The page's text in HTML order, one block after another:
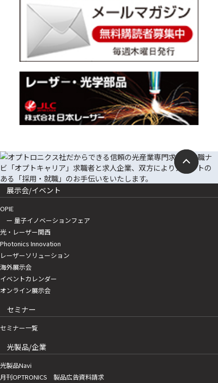
展示会/イベント
OPIE
ー 量子イノベーションフェア
光・レーザー関西
Photonics Innovation
レーザーソリューション
海外展示会
イベントカレンダー
オンライン展示会
セミナー
セミナー一覧
光製品/企業
光製品Navi
月刊OPTRONICS 製品広告資料請求